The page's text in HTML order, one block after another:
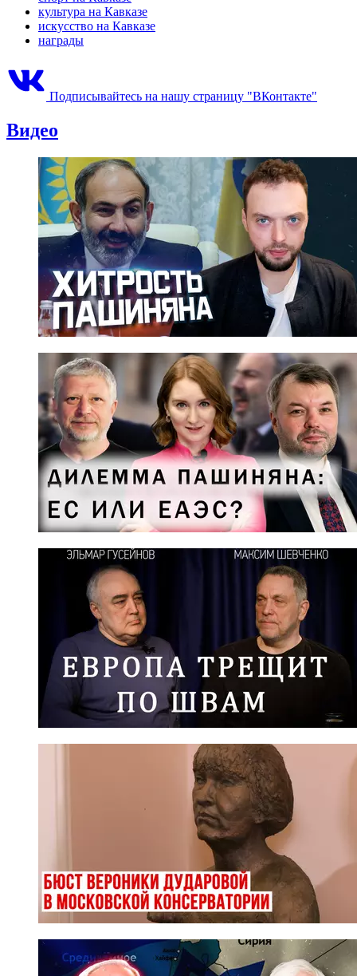
культура на Кавказе
искусство на Кавказе
награды
Подписывайтесь на нашу страницу "ВКонтакте"
Видео